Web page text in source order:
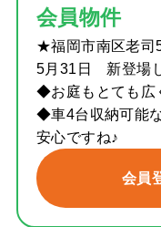
会員物件
★福岡市南区老司
5月31日 新登場
◆お庭もとても広
◆車4台収納可能
安心ですね♪
会員